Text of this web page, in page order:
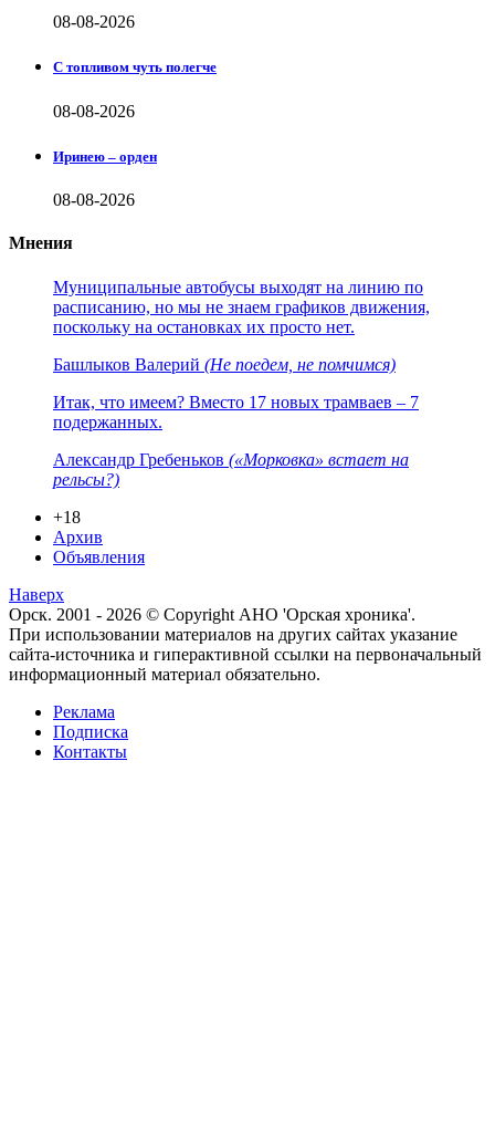
08-08-2026
С топливом чуть полегче
08-08-2026
Иринею – орден
08-08-2026
Мнения
Муниципальные автобусы выходят на линию по
расписанию, но мы не знаем графиков движения,
поскольку на остановках их просто нет.
Башлыков Валерий (Не поедем, не помчимся)
Итак, что имеем? Вместо 17 новых трамваев – 7
подержанных.
Александр Гребеньков («Морковка» встает на
рельсы?)
+18
Архив
Объявления
Наверх
Орск. 2001 - 2026 © Copyright АНО 'Орская хроника'.
При использовании материалов на других сайтах указание
сайта-источника и гиперактивной ссылки на первоначальный
информационный материал обязательно.
Реклама
Подписка
Контакты